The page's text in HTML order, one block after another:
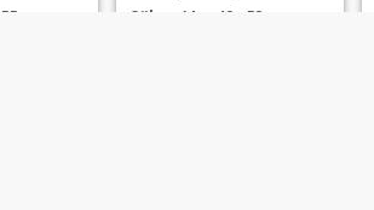
Söker:
Man 40 - 58